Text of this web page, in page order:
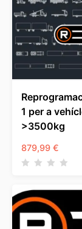
1 per a
>3500kg
879,99 €